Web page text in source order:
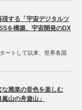
する「宇宙デジタルツ
を構築、宇宙開発のDX
ートして以来、世界各国
雅楽の音色を楽しむ
山の舟遊山」